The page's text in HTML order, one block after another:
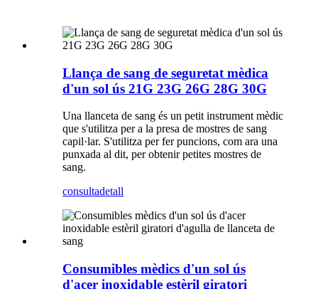
Llança de sang de seguretat mèdica
d'un sol ús 21G 23G 26G 28G 30G
Una llanceta de sang és un petit instrument mèdic
que s'utilitza per a la presa de mostres de sang
capil·lar. S'utilitza per fer puncions, com ara una
punxada al dit, per obtenir petites mostres de
sang.
consultadetall
Consumibles mèdics d'un sol ús
d'acer inoxidable estèril giratori